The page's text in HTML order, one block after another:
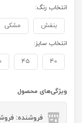
انتخاب رنگ:
بنفش مشکی
انتخاب سایز:
40
45
ویژگی‌های محصول
فروشنده: